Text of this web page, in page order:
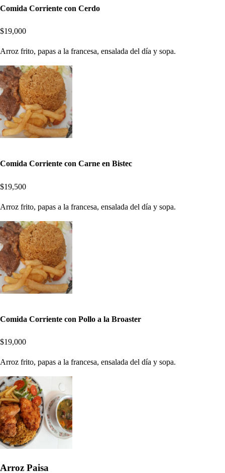
Comida Corriente con Cerdo
$19,000
Arroz frito, papas a la francesa, ensalada del día y sopa.
Comida Corriente con Carne en Bistec
$19,500
Arroz frito, papas a la francesa, ensalada del día y sopa.
Comida Corriente con Pollo a la Broaster
$19,000
Arroz frito, papas a la francesa, ensalada del día y sopa.
Arroz Paisa